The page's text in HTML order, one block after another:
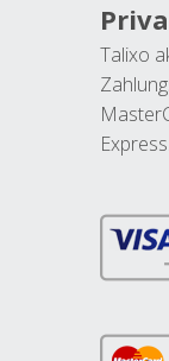
Talixo
Express.